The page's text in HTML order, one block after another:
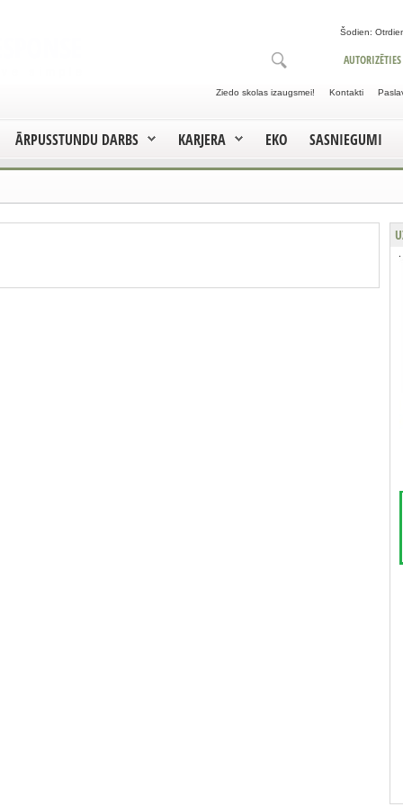
Šodien:
AUTORIZĒTIES
Kontakti
Ziedo skolas izaugsmei!
ĀRPUSSTUNDU DARBS KARJERA EKO SASNIEGUMI